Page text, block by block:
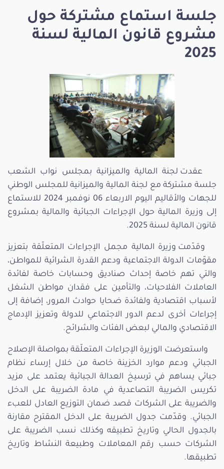
جلسة استماع مشتركة حول
مشروع قانون المالية لسنة
2025
عقدت لجنة المالية والميزانية بمجلس نواب الشعب
جلسة مشتركة مع لجنة المالية والميزانية للمجلس الوطني
للجهات والأقاليم اليوم الاربعاء 06 نوفمبر 2024 للاستماع
إلى وزيرة المالية حول الإجراءات الجبائية والمالية بمشروع
قانون المالية لسنة 2025.
وقدّمت وزيرة المالية مجمل الإجراءات المتعلّقة بتعزيز
مقوّمات الدولة الاجتماعية ودعم القدرة الشرائية للمواطن،
والتي تهم خاصة إحداث صناديق وحسابات خاصة لفائدة
العاملات الفلاحيات، والتأمين على فقدان مواطن الشغل
لأسباب اقتصادية ولفائدة ضحايا حوادث المرور، إضافة إلى
إجراءات أخرى لدعم الدور الاجتماعي للدولة وتعزيز الإدماج
الاقتصادي والمالي لبعض الفئات والشرائح.
واستعرضت الوزيرة الإجراءات المتعلّقة بمواصلة الإصلاح
الجبائي ودعم موارد الخزينة خاصة من خلال إرساء نظام
جبائي يساهم في ترسيخ العدالة الجبائية يعتمد على مزيد
تكريس الضريبة التصاعدية في مادة الضريبة على الدخل
والضريبة على الشركات قصد ضمان التوزيع العادل للعبء
الجبائي. وقدّمت جدول الضريبة على الدخل المقترح مقارنة
بالجدول الحالي وتاريخ تطبيقه وكذلك نسب الضريبة على
الشركات حسب رقم المعاملات وطبيعة النشاط وتاريخ
تطبيقها.